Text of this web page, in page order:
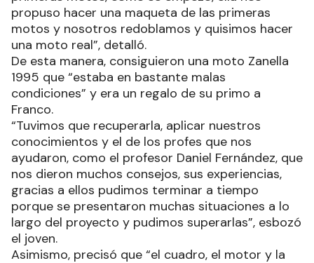
propuso hacer una maqueta de las primeras
motos y nosotros redoblamos y quisimos hacer
una moto real”, detalló.
De esta manera, consiguieron una moto Zanella
1995 que “estaba en bastante malas
condiciones” y era un regalo de su primo a
Franco.
“Tuvimos que recuperarla, aplicar nuestros
conocimientos y el de los profes que nos
ayudaron, como el profesor Daniel Fernández, que
nos dieron muchos consejos, sus experiencias,
gracias a ellos pudimos terminar a tiempo
porque se presentaron muchas situaciones a lo
largo del proyecto y pudimos superarlas”, esbozó
el joven.
Asimismo, precisó que “el cuadro, el motor y la